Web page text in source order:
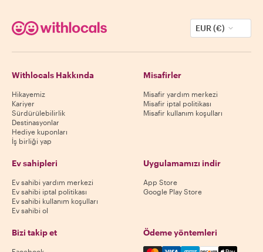
EUR (€)
Withlocals Hakkında
Hikayemiz
Kariyer
Sürdürülebilirlik
Destinasyonlar
Hediye kuponları
İş birliği yap
Misafirler
Misafir yardım merkezi
Misafir iptal politikası
Misafir kullanım koşulları
Ev sahipleri
Ev sahibi yardım merkezi
Ev sahibi iptal politikası
Ev sahibi kullanım koşulları
Ev sahibi ol
Uygulamamızı indir
App Store
Google Play Store
Bizi takip et Ödeme yöntemleri
Mastercard, Visa, Amex,